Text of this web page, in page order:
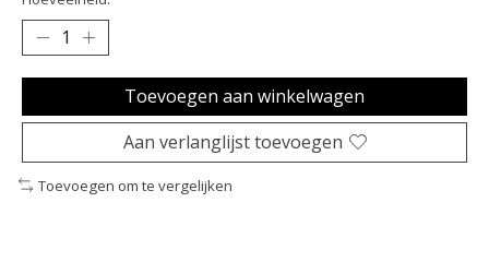
Toevoegen aan winkelwagen
Aan verlanglijst toevoegen
Toevoegen om te vergelijken